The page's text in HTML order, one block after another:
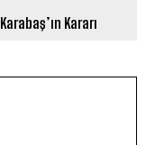
Karabaş’ın Kararı